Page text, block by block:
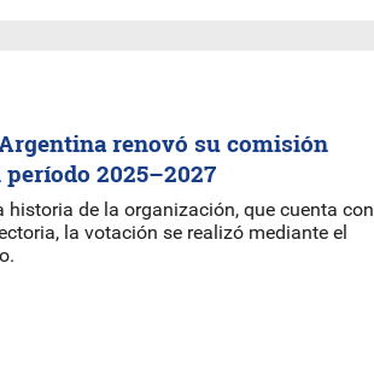
renovó su comisión
2025–2027
historia de la organización, que cuenta con
la votación se realizó mediante el